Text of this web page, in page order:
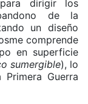
dirigir los
de la
un diseño
comprende
en superficie
sumergible), lo
Guerra